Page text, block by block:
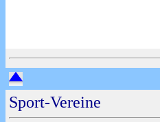
Sport-Vereine